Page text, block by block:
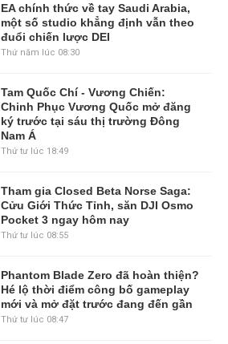
EA chính thức về tay Saudi Arabia,
một số studio khẳng định vẫn theo
đuổi chiến lược DEI
Thứ năm lúc 08:30
Tam Quốc Chí - Vương Chiến:
Chinh Phục Vương Quốc mở đăng
ký trước tại sáu thị trường Đông
Nam Á
Thứ tư lúc 18:49
Tham gia Closed Beta Norse Saga:
Cửu Giới Thức Tỉnh, săn DJI Osmo
Pocket 3 ngay hôm nay
Thứ tư lúc 08:55
Phantom Blade Zero đã hoàn thiện?
Hé lộ thời điểm công bố gameplay
mới và mở đặt trước đang đến gần
Thứ tư lúc 08:47